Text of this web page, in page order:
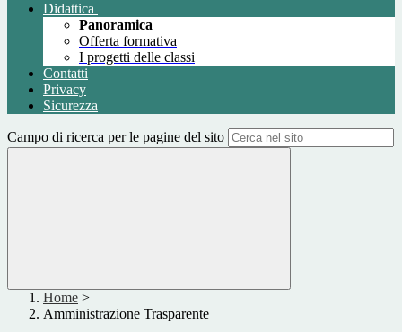
Didattica
Panoramica
Offerta formativa
I progetti delle classi
Contatti
Privacy
Sicurezza
Campo di ricerca per le pagine del sito
Home >
Amministrazione Trasparente